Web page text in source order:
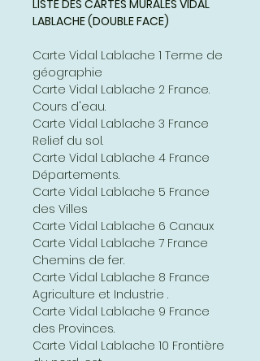
LISTE DES CARTES MURALES VIDAL
LABLACHE (DOUBLE FACE)
Carte Vidal Lablache 1 Terme de
géographie
Carte Vidal Lablache 2 France.
Cours d'eau.
Carte Vidal Lablache 3 France
Relief du sol.
Carte Vidal Lablache 4 France
Départements.
Carte Vidal Lablache 5 France
des Villes
Carte Vidal Lablache 6 Canaux
Carte Vidal Lablache 7 France
Chemins de fer.
Carte Vidal Lablache 8 France
Agriculture et Industrie .
Carte Vidal Lablache 9 France
des Provinces.
Carte Vidal Lablache 10 Frontière